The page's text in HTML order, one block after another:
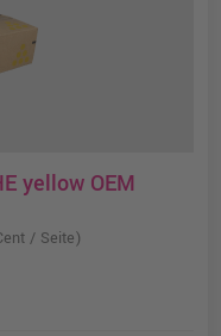
yellow OEM
/ Seite)